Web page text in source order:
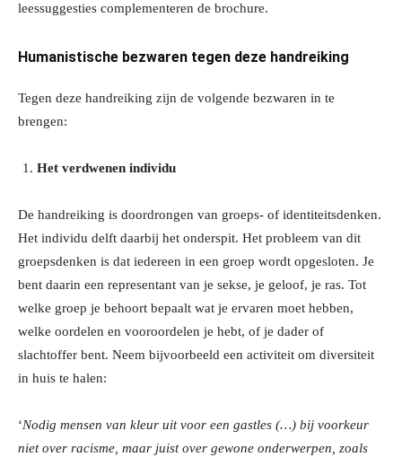
leessuggesties complementeren de brochure.
Humanistische bezwaren tegen deze handreiking
Tegen deze handreiking zijn de volgende bezwaren in te
brengen:
Het verdwenen individu
De handreiking is doordrongen van groeps- of identiteitsdenken.
Het individu delft daarbij het onderspit. Het probleem van dit
groepsdenken is dat iedereen in een groep wordt opgesloten. Je
bent daarin een representant van je sekse, je geloof, je ras. Tot
welke groep je behoort bepaalt wat je ervaren moet hebben,
welke oordelen en vooroordelen je hebt, of je dader of
slachtoffer bent. Neem bijvoorbeeld een activiteit om diversiteit
in huis te halen:
‘Nodig mensen van kleur uit voor een gastles (…) bij voorkeur
niet over racisme, maar juist over gewone onderwerpen, zoals